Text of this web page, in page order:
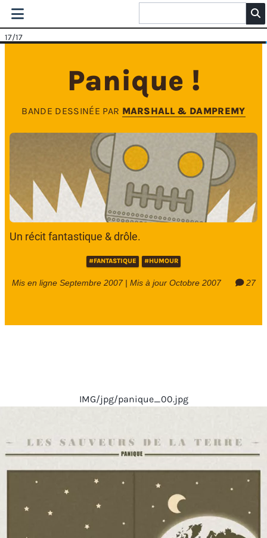
17/17
Panique !
BANDE DESSINÉE PAR MARSHALL & DAMPREMY
Un récit fantastique & drôle.
#FANTASTIQUE #HUMOUR
Mis en ligne Septembre 2007 | Mis à jour Octobre 2007 27
IMG/jpg/panique_00.jpg